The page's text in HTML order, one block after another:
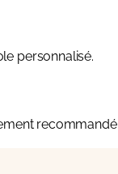
personnalisé.